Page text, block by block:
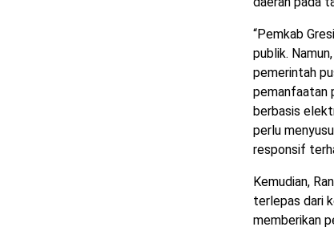
“Pemkab
publik.
pemerintah
pemanfaatan
berbasis
perlu
responsif
Kemudian,
terlepas dari
memberikan